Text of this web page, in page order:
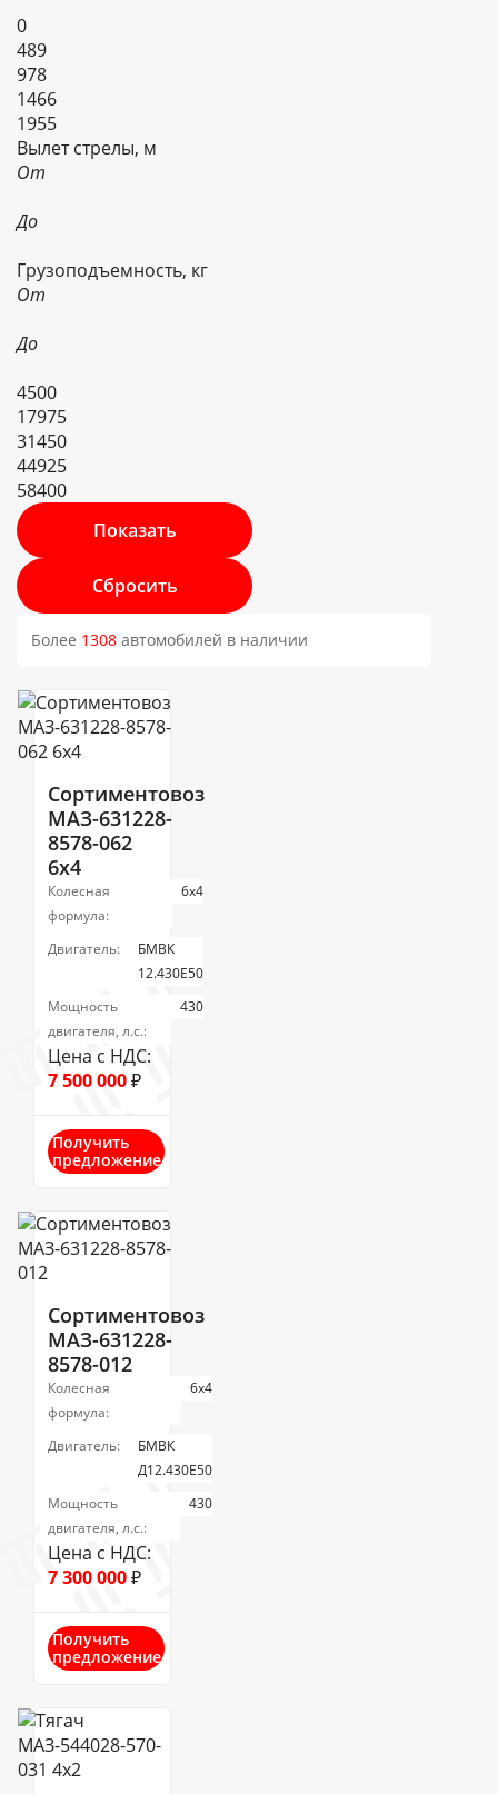
0
489
978
1466
1955
Вылет стрелы, м
От
До
Грузоподъемность, кг
От
До
4500
17975
31450
44925
58400
Более 1308 автомобилей в наличии
Сортиментовоз
МАЗ-631228-
8578-062
6x4
Колесная
формула:
6х4
Двигатель:
БМВК
12.430E50
Мощность
двигателя, л.с.:
430
Цена с НДС:
7 500 000₽
Получить
предложение
Сортиментовоз
МАЗ-631228-
8578-012
Колесная
формула:
6х4
Двигатель:
БМВК
Д12.430E50
Мощность
двигателя, л.с.:
430
Цена с НДС:
7 300 000₽
Получить
предложение